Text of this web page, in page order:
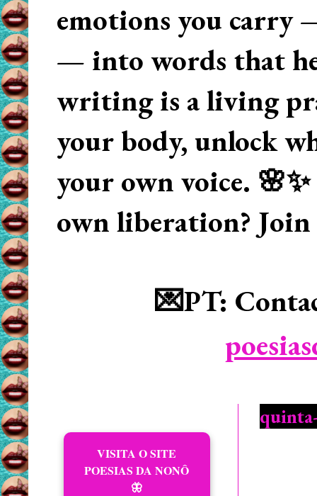
emotions you carry
— into words that
writing is a living
your body, unlock
your own voice.
own liberation? Join
💌PT:
VISITA O SITE
POESIAS DA NONÔ
🦋